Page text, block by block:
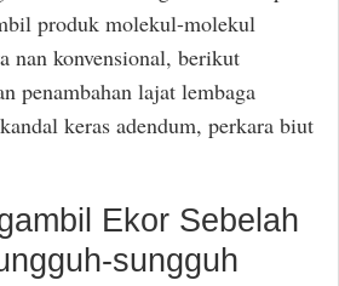
produk molekul-molekul
nan konvensional, berikut
penambahan lajat lembaga
keras adendum, perkara biut
Ekor Sebelah
sungguh